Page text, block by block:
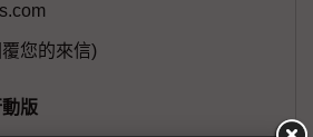
您的來信)
版